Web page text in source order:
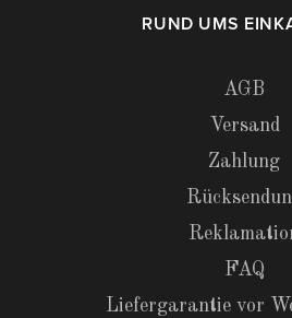
RUND UMS
AGB
Versand
Zahlung
FAQ
Liefergarantie vor